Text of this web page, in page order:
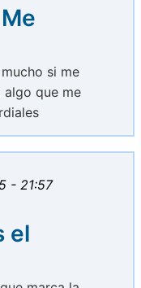
si me
algo que me
- 21:57
el